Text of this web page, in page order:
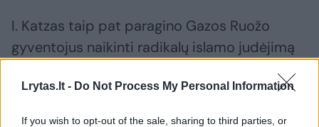
Lrytas.lt - Do Not Process My Personal Information
If you wish to opt-out of the sale, sharing to third parties, or
I. Katzas taip pat paragino Gazos Ruožo
gyventojus naikinti radikalų islamo judėjimą
„Hamas“ ir grąžinti Izraelio įkaitus. Tai esą yra
vienintelis kelias užbaigti karą.